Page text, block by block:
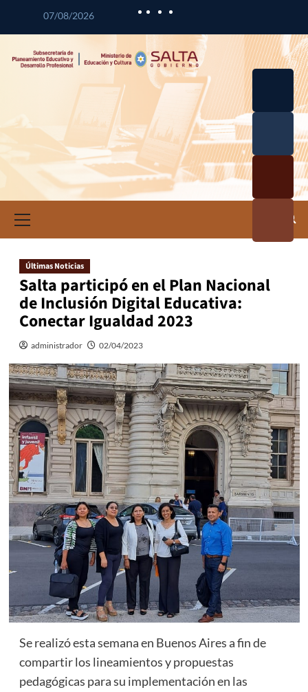
07/08/2026
Últimas Noticias
Salta participó en el Plan Nacional
de Inclusión Digital Educativa:
Conectar Igualdad 2023
administrador 02/04/2023
Se realizó esta semana en Buenos Aires a fin de
compartir los lineamientos y propuestas
pedagógicas para su implementación en las
Curricul
Profesio
a
Investig
Educativ